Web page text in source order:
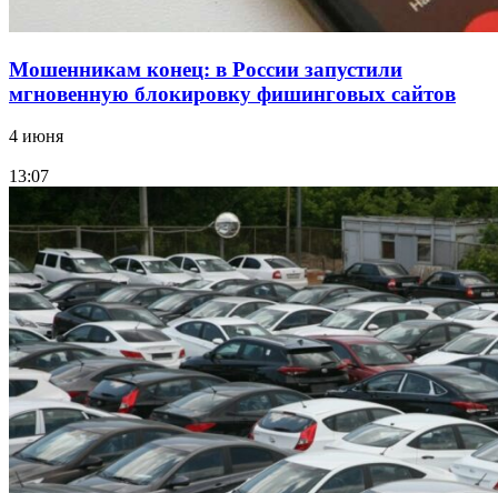
Мошенникам конец: в России запустили
мгновенную блокировку фишинговых сайтов
4 июня
13:07